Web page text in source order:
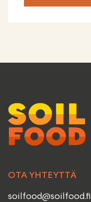
OTA YHTEYTTÄ
soilfood@soilfood.fi